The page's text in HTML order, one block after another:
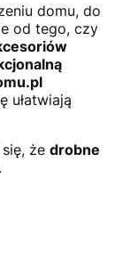
domu, do
od tego, czy
ułatwiają
że drobne
.